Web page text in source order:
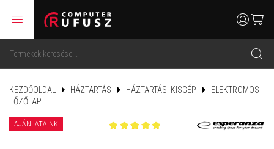
menu
search
usercart
KEZDŐOLDAL HÁZTARTÁS HÁZTARTÁSI KISGÉP
ELEKTROMOS
FŐZŐLAP
AJÁNLATAINK